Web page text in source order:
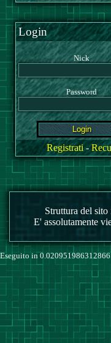
Login
Nick
Password
Registrati-
Struttura del
E' assolutamente
Eseguito in